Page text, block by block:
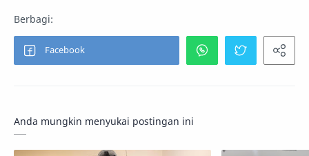
Anda mungkin menyukai postingan ini